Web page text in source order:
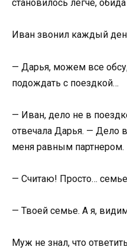
становилось легче,
Иван звонил каждый
— Дарья, можем все
подождать с поездкой…
— Иван, дело не в
отвечала Дарья. — Дело
меня равным партнером.
— Считаю! Просто…
— Твоей семье. А я,
Муж не знал, что